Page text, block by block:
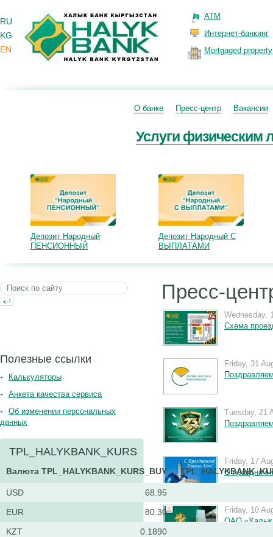
RU
KG
EN
ATM
Интернет-банкинг
Mortgaged property
О банке Пресс-центр Вакансии
Услуги физическим
Депозит Народный
ПЕНСИОННЫЙ
Депозит Народный С
ВЫПЛАТАМИ
Пресс-
Wednesday,
Схема
Friday, 31
Tuesday, 21
Friday, 17
О
Friday, 10
ОАО «Халык
Полезные ссылки
Калькуляторы
Анкета качества сервиса
Об изменении персональных
данных
TPL_HALYKBANK_KURS
Валюта TPL_HALYKBANK_KURS_BUY
USD
68.95
EUR
80.30
KZT
0.1890